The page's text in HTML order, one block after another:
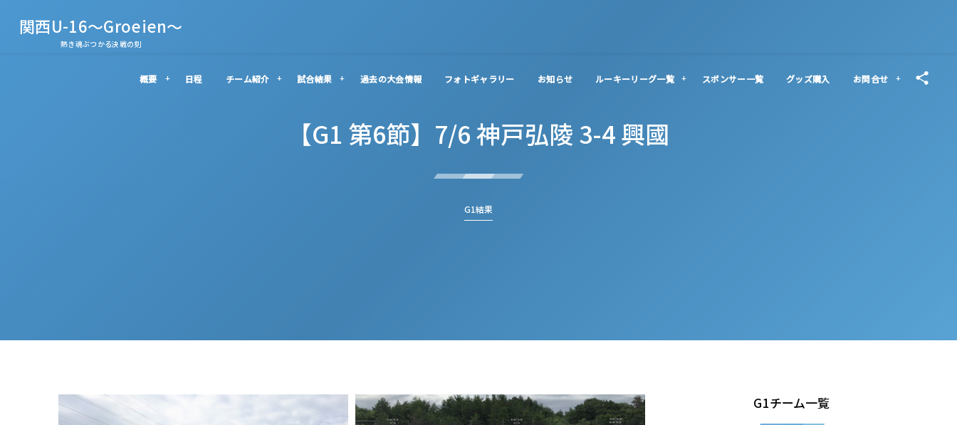
関西U-16～Groeien～
熱き魂ぶつかる決戦の刻
概要 日程 チーム紹介 試合結果 過去の大会情報 フォトギャラリー お知らせ ルーキーリーグ一覧 スポンサー一覧 グッズ購入 お問合せ
【G1 第6節】7/6 神戸弘陵 3-4 興國
G1結果
G1チーム一覧